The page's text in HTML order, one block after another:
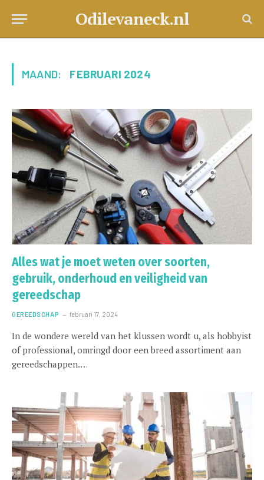
Odilevaneck.nl
MAAND: FEBRUARI 2024
Alles wat je moet weten over soorten,
gebruik, onderhoud en veiligheid van
gereedschap
GEREEDSCHAP februari 17, 2024
In de wondere wereld van het klussen wordt u, als hobbyist
of professional, omringd door een breed assortiment aan
gereedschappen.…